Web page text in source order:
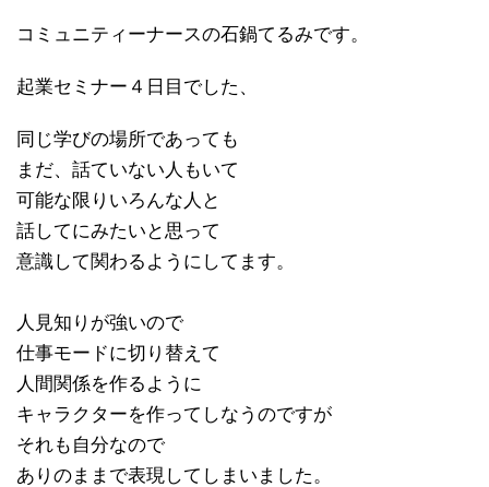
コミュニティーナースの石鍋てるみです。
起業セミナー４日目でした、
同じ学びの場所であっても
まだ、話ていない人もいて
可能な限りいろんな人と
話してにみたいと思って
意識して関わるようにしてます。
人見知りが強いので
仕事モードに切り替えて
人間関係を作るように
キャラクターを作ってしなうのですが
それも自分なので
ありのままで表現してしまいました。